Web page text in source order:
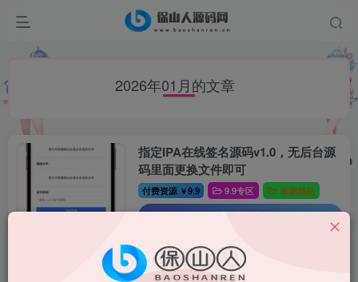
2026年01月的文章
指定IPA在线签名源码v1.0，无后台源
码里面更换文件即可
付费资源 ￥9.9 9.9专区 亲测精品
查看文章